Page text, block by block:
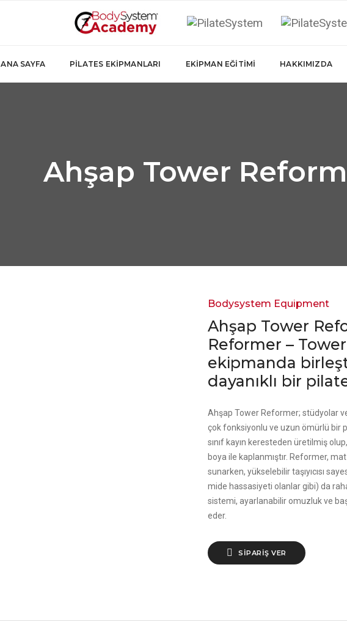
ANA SAYFA PILATES EKIPMANLARI EKIPMAN EĞITIMI HAKKIMIZDA
Ahşap Tower
Bodysystem Equipment
Ahşap Tower
Reformer –
ekipmanda
dayanıklı bir
Ahşap Tower Reformer; stüdyolar
çok fonksiyonlu ve uzun ömürlü bir
sınıf kayın keresteden üretilmiş
boya ile kaplanmıştır. Reformer,
sunarken, yükselebilir taşıyıcısı
mide hassasiyeti olanlar gibi) da
sistemi, ayarlanabilir omuzluk ve
eder.
SIPARIŞ VER